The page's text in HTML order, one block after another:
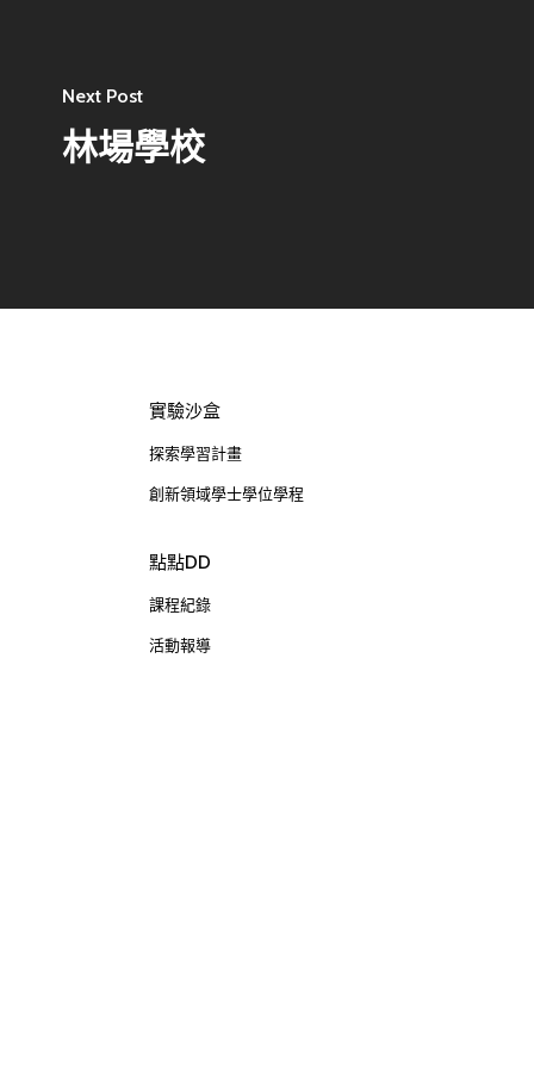
Next Post
林場學校
實驗沙盒
探索學習計畫
創新領域學士學位學程
點點DD
課程紀錄
活動報導
Dist, Taipei City 100047, Taiwan